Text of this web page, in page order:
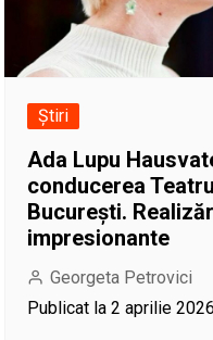
Știri
Ada Lupu
conducerea
București.
impresionante
Georgeta Petrovici
Publicat la 2 aprilie